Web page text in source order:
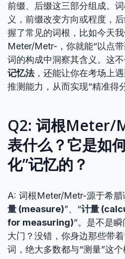
前缀、后缀这三部分组成。
义，前缀改变方向或程度，
握了常见的词根，比如今天
Meter/Metr-，你就能“以点
词的构成中洞察其含义。这
记忆法，还能让你在考场上
推测能力，从而实现“精准得
Q2: 词根Meter/
表什么？它是如
化”记忆的？
A: 词根Meter/Metr-源于希腊
量 (measure)”、“计量
for measuring)”。是不是
大门？没错，你身边那些带
词，绝大多数都与“测量”这个